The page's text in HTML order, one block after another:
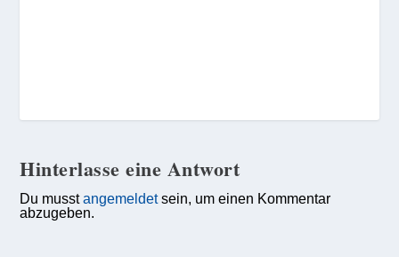
Hinterlasse eine Antwort
Du musstangemeldetsein, um einen Kommentar
abzugeben.